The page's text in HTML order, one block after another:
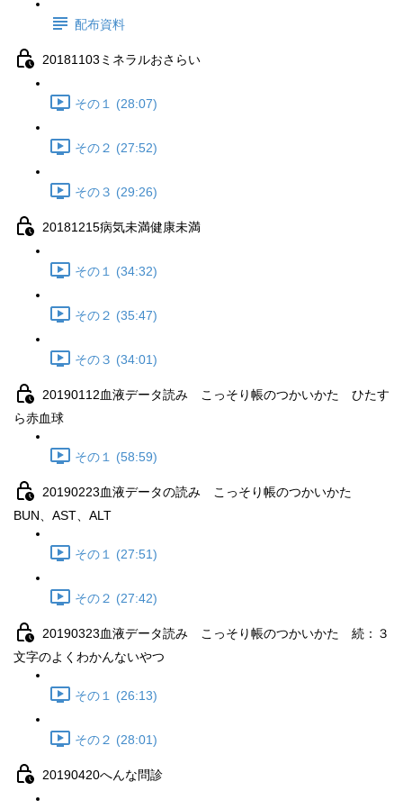
配布資料
20181103ミネラルおさらい
その１ (28:07)
その２ (27:52)
その３ (29:26)
20181215病気未満健康未満
その１ (34:32)
その２ (35:47)
その３ (34:01)
20190112血液データ読み こっそり帳のつかいかた ひたす
ら赤血球
その１ (58:59)
20190223血液データの読み こっそり帳のつかいかた
BUN、AST、ALT
その１ (27:51)
その２ (27:42)
20190323血液データ読み こっそり帳のつかいかた 続：３
文字のよくわかんないやつ
その１ (26:13)
その２ (28:01)
20190420へんな問診